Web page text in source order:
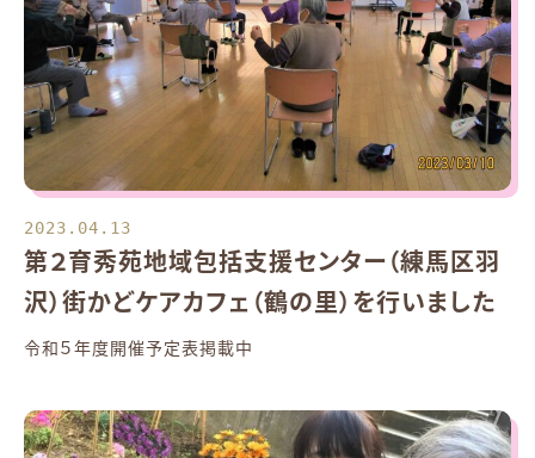
2023.04.13
第２育秀苑地域包括支援センター（練馬区羽
沢）街かどケアカフェ（鶴の里）を行いました
令和５年度開催予定表掲載中